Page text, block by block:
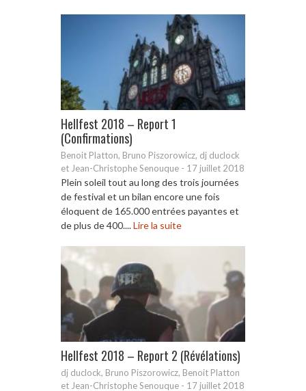
Hellfest 2018 – Report 1
(Confirmations)
Benoit Platton, Bruno Piszorowicz, dj duclock
et Jean-Christophe Senouque - 17 juillet 2018
Plein soleil tout au long des trois journées
de festival et un bilan encore une fois
éloquent de 165.000 entrées payantes et
de plus de 400....Lire la suite
Hellfest 2018 – Report 2 (Révélations)
dj duclock, Bruno Piszorowicz, Benoit Platton
et Jean-Christophe Senouque - 17 juillet 2018